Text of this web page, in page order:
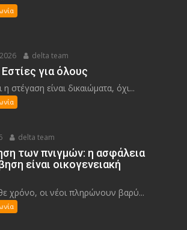
delta team
για όλους
στέγαση είναι δικαιώματα, όχι...
delta team
των πνιγμών: η ασφάλεια
είναι οικογενειακή
χρόνο, οι νέοι πληρώνουν βαρύ...